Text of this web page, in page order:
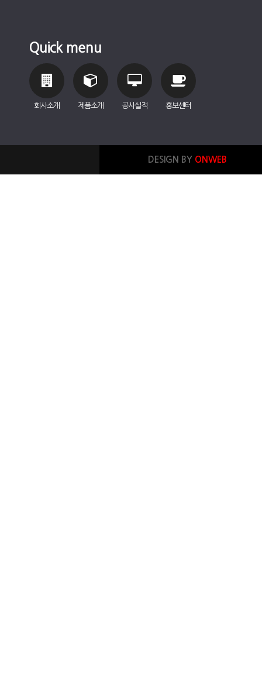
Quick menu
회사소개 제품소개 공사실적 홍보센터
DESIGN BY ONWEB